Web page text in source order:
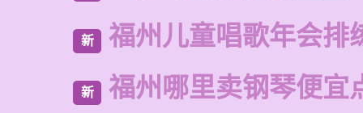
新 福州儿童唱歌年会排
新 福州哪里卖钢琴便宜